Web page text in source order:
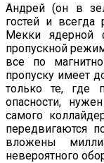
Андрей (он в
гостей и всегда
Мекки ядерной
пропускной
все по
пропуску имеет
только те, где
опасности,
самого
передвигаются
вложены
невероятного